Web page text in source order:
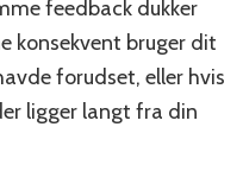
feedback dukker
konsekvent bruger dit
forudset, eller hvis
ligger langt fra din